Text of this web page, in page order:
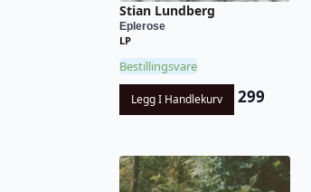
Stian Lundberg
Eplerose
LP
Bestillingsvare
Legg I Handlekurv 299